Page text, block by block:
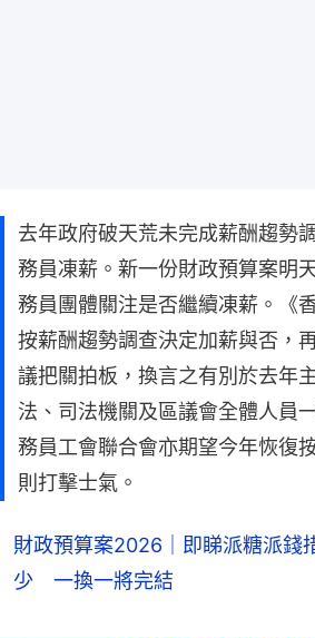
去年政府破天荒未完成薪酬趨勢
務員凍薪。新一份財政預算案明
務員團體關注是否繼續凍薪。《
按薪酬趨勢調查決定加薪與否，
議把關拍板，換言之有別於去年
法、司法機關及區議會全體人員
務員工會聯合會亦期望今年恢復
則打擊士氣。
財政預算案2026｜即睇派糖派錢
少 一換一將完結